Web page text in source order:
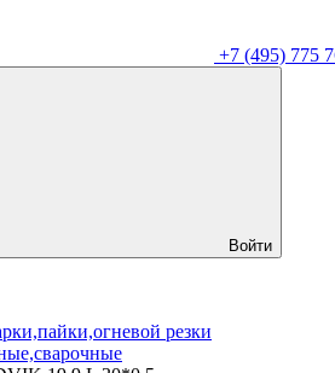
+7 (495) 775
Войти
резки